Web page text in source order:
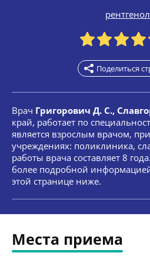
Поделиться
Врач Григорович Д. С.,
край, работает по
является взрослым врачом,
учреждениях: поликлиника,
работы врача составляет 8
более подробной
этой странице ниже.
Места приема